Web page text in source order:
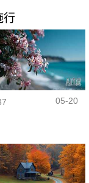
行
05-20